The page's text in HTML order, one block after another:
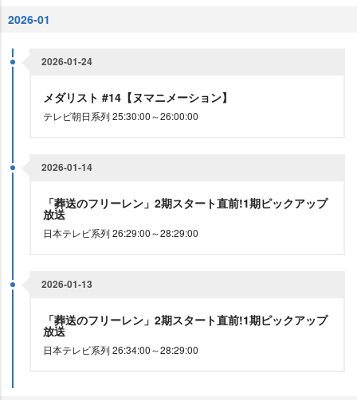
2026-01
2026-01-24
メダリスト #14【ヌマニメーション】
テレビ朝日系列 25:30:00～26:00:00
2026-01-14
「葬送のフリーレン」2期スタート直前!1期ピックアップ
放送
日本テレビ系列 26:29:00～28:29:00
2026-01-13
「葬送のフリーレン」2期スタート直前!1期ピックアップ
放送
日本テレビ系列 26:34:00～28:29:00